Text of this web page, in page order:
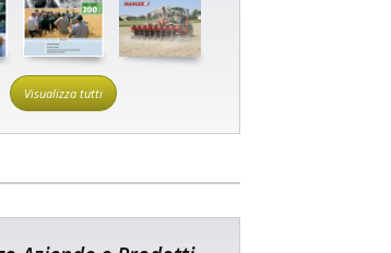
Visualizza tutti